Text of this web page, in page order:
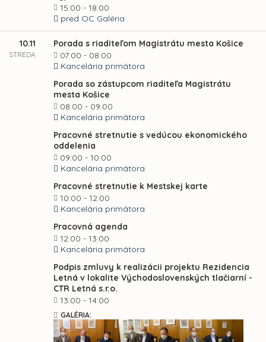
15:00 - 18:00
pred OC Galéria
10.11
STREDA
Porada s riaditeľom Magistrátu mesta Košice
07:00 - 08:00
Kancelária primátora
Porada so zástupcom riaditeľa Magistrátu
mesta Košice
08:00 - 09:00
Kancelária primátora
Pracovné stretnutie s vedúcou ekonomického
oddelenia
09:00 - 10:00
Kancelária primátora
Pracovné stretnutie k Mestskej karte
10:00 - 12:00
Kancelária primátora
Pracovná agenda
12:00 - 13:00
Kancelária primátora
Podpis zmluvy k realizácii projektu Rezidencia
Letná v lokalite Východoslovenských tlačiarní -
CTR Letná s.r.o.
13:00 - 14:00
GALÉRIA: